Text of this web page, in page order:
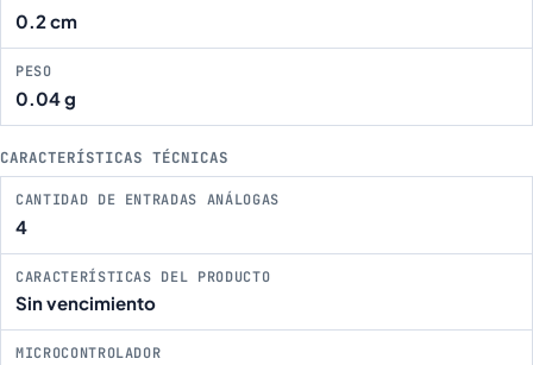
0.2 cm
PESO
0.04 g
CARACTERÍSTICAS TÉCNICAS
CANTIDAD DE ENTRADAS ANÁLOGAS
4
CARACTERÍSTICAS DEL PRODUCTO
Sin vencimiento
MICROCONTROLADOR